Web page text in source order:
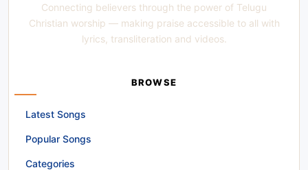
Connecting believers through the power of Telugu
Christian worship — making praise accessible to all with
lyrics, transliteration and videos.
BROWSE
Latest Songs
Popular Songs
Categories